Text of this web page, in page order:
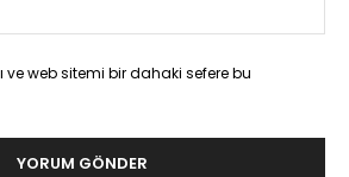
web sitemi bir dahaki sefere bu